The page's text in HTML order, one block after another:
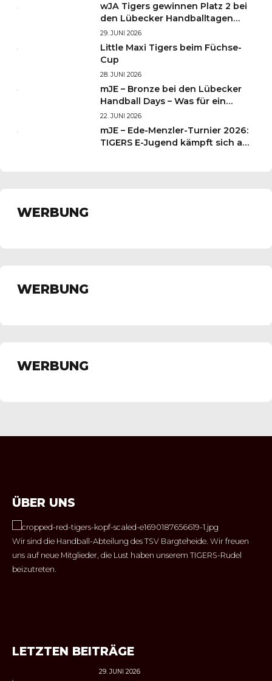
wJA Tigers gewinnen Platz 2 bei
den Lübecker Handballtagen
2026
29. JUNI 2026
Little Maxi Tigers beim Füchse-
Cup
28. JUNI 2026
mJE – Bronze bei den Lübecker
Handball Days – Was für ein
Wochenende für unsere kleinen
TIGERS
22. JUNI 2026
mJE – Ede-Menzler-Turnier 2026:
TIGERS E-Jugend kämpft sich auf
WERBUNG
WERBUNG
WERBUNG
ÜBER UNS
Wir sind die Handball-Abteilung des TSV Bargteheide. Wir freuen
uns auf neue Mitglieder, die Lust haben unserem TIGERS-Rudel
beizutreten.
LETZTEN BEITRÄGE
29. JUNI 2026